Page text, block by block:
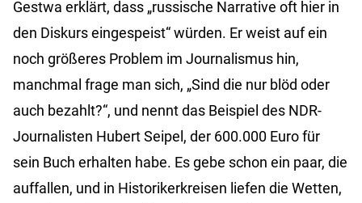
Gestwa erklärt, dass „russische Narrative oft hier in
den Diskurs eingespeist“ würden. Er weist auf ein
noch größeres Problem im Journalismus hin,
manchmal frage man sich, „Sind die nur blöd oder
auch bezahlt?“, und nennt das Beispiel des NDR-
Journalisten Hubert Seipel, der 600.000 Euro für
sein Buch erhalten habe. Es gebe schon ein paar, die
auffallen, und in Historikerkreisen liefen die Wetten,